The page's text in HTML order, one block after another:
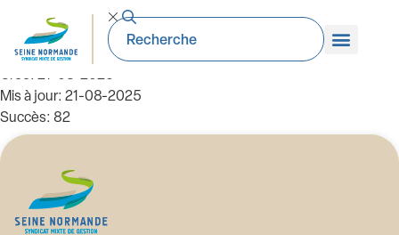
SMGSN-GEMA-8PAGES-A4-web PaP
Taille du fichier: 4.28 Mo
Créé: 21-08-2025
Mis à jour: 21-08-2025
Succès: 82